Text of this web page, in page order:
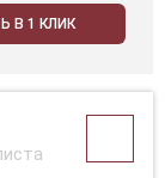
В 1 КЛИК